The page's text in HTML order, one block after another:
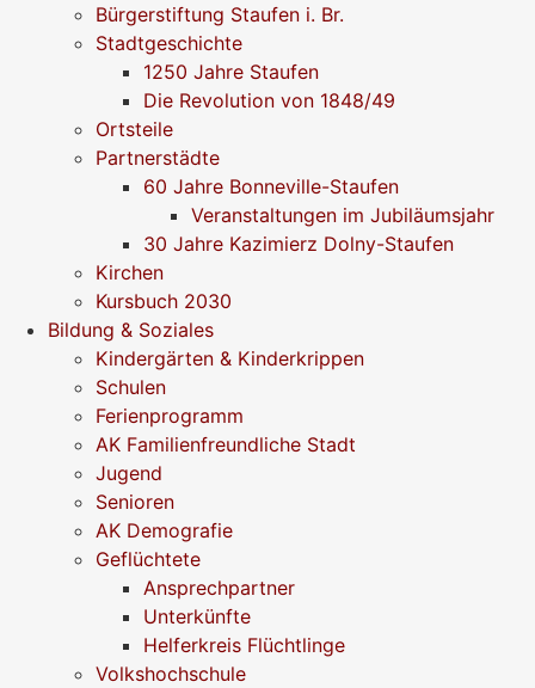
Bürgerstiftung Staufen i. Br.
Stadtgeschichte
1250 Jahre Staufen
Die Revolution von 1848/49
Ortsteile
Partnerstädte
60 Jahre Bonneville-Staufen
Veranstaltungen im Jubiläumsjahr
30 Jahre Kazimierz Dolny-Staufen
Kirchen
Kursbuch 2030
Bildung & Soziales
Kindergärten & Kinderkrippen
Schulen
Ferienprogramm
AK Familienfreundliche Stadt
Jugend
Senioren
AK Demografie
Geflüchtete
Ansprechpartner
Unterkünfte
Helferkreis Flüchtlinge
Volkshochschule